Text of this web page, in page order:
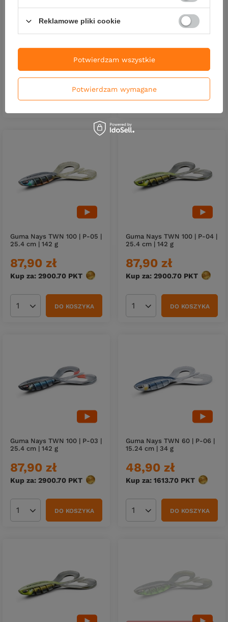
Guma Nays TWN 100 | P-07 |
Kup za: 2900.70PKTpunktów
DO KOSZYKA
Guma Nays TWN 100 | P-06 |
87,90 zł
Kup za: 2900.70PKT
DO KOSZYKA
Guma Nays TWN 100 | P-05 |
25.4 cm | 142 g
87,90 zł
Kup za: 2900.70 PKT punktów
Ilość produktówDO KOSZYKA
Guma Nays TWN 100 | P-04 |
25.4 cm | 142 g
87,90 zł
Kup za: 2900.70 PKT
Ilość produktówDO KOSZYKA
Guma Nays TWN 100 | P-03 |
25.4 cm | 142 g
87,90 zł
Kup za: 2900.70 PKT punktów
Ilość produktówDO KOSZYKA
Guma Nays TWN 60 | P-06 |
15.24 cm | 34 g
48,90 zł
Kup za: 1613.70 PKT punktów
Ilość produktówDO KOSZYKA
Reklamowe pliki cookie
Potwierdzam wymagane
Potwierdzam wszystkie